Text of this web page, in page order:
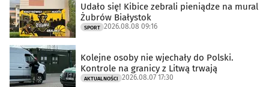
Udało się! Kibice zebrali pieniądze na mural
Żubrów Białystok
SPORT 2026.08.08 09:16
Kolejne osoby nie wjechały do Polski.
Kontrole na granicy z Litwą trwają
AKTUALNOŚCI 2026.08.07 17:30